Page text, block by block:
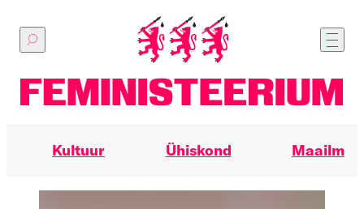
sisu
juurde
Kultuur Ühiskond Maailm